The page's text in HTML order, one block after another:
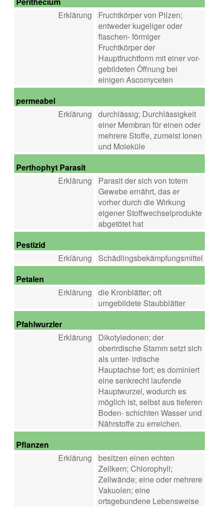
Erklärung
Fruchtkörper von Pilzen;
entweder kugeliger oder
flaschen- förmiger
Fruchtkörper der
Hauptfruchtform mit einer vor-
gebildeten Öffnung bei
einigen Ascomyceten
permeabel
Erklärung
durchlässig; Durchlässigkeit
einer Membran für einen oder
mehrere Stoffe, zumeist Ionen
und Moleküle
Perthophyt Parasit
Erklärung
Parasit der sich von totem
Gewebe ernährt, das er
vorher durch die Wirkung
eigener Stoffwechselprodukte
abgetötet hat
Pestizid
Erklärung
Schädlingsbekämpfungsmittel
Petalen
Erklärung
die Kronblätter; oft
umgebildete Staubblätter
Pfahlwurzler
Erklärung
Dikotyledonen; der
oberirdische Stamm setzt sich
als unter- irdische
Hauptachse fort; es dominiert
eine senkrecht laufende
Hauptwurzel, wodurch es
möglich ist, selbst aus tieferen
Boden- schichten Wasser und
Nährstoffe zu erreichen.
Pflanzen
Erklärung
besitzen einen echten
Zellkern; Chlorophyll;
Zellwände; eine oder mehrere
Vakuolen; eine
ortsgebundene Lebensweise